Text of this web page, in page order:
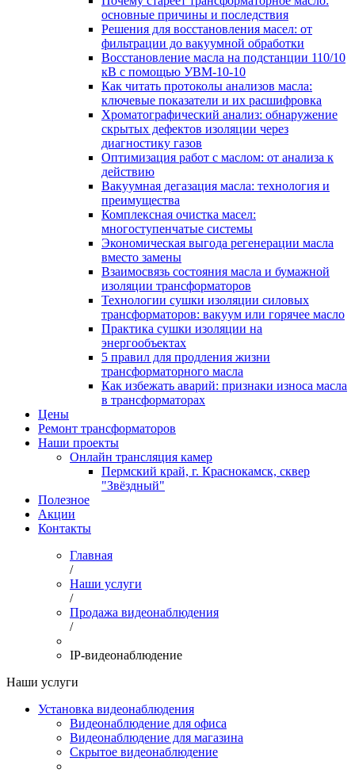
основные причины и последствия
Решения для восстановления масел: от
фильтрации до вакуумной обработки
Восстановление масла на подстанции 110/10
кВ с помощью УВМ-10-10
Как читать протоколы анализов масла:
ключевые показатели и их расшифровка
Хроматографический анализ: обнаружение
скрытых дефектов изоляции через
диагностику газов
Оптимизация работ с маслом: от анализа к
действию
Вакуумная дегазация масла: технология и
преимущества
Комплексная очистка масел:
многоступенчатые системы
Экономическая выгода регенерации масла
вместо замены
Взаимосвязь состояния масла и бумажной
изоляции трансформаторов
Технологии сушки изоляции силовых
трансформаторов: вакуум или горячее масло
Практика сушки изоляции на
энергообъектах
5 правил для продления жизни
трансформаторного масла
Как избежать аварий: признаки износа масла
в трансформаторах
Цены
Ремонт трансформаторов
Наши проекты
Онлайн трансляция камер
Пермский край, г. Краснокамск, сквер
"Звёздный"
Полезное
Акции
Контакты
Главная
/
Наши услуги
/
Продажа видеонаблюдения
/
IP-видеонаблюдение
Наши услуги
Установка видеонаблюдения
Видеонаблюдение для офиса
Видеонаблюдение для магазина
Скрытое видеонаблюдение